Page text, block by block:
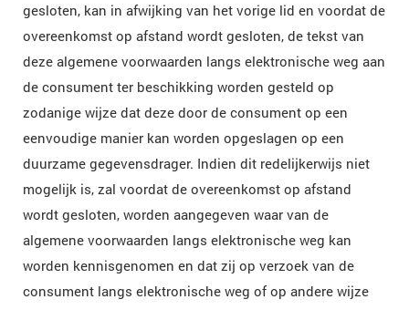
gesloten, kan in afwijking van het vorige lid en voordat de
overeenkomst op afstand wordt gesloten, de tekst van
deze algemene voorwaarden langs elektronische weg aan
de consument ter beschikking worden gesteld op
zodanige wijze dat deze door de consument op een
eenvoudige manier kan worden opgeslagen op een
duurzame gegevensdrager. Indien dit redelijkerwijs niet
mogelijk is, zal voordat de overeenkomst op afstand
wordt gesloten, worden aangegeven waar van de
algemene voorwaarden langs elektronische weg kan
worden kennisgenomen en dat zij op verzoek van de
consument langs elektronische weg of op andere wijze